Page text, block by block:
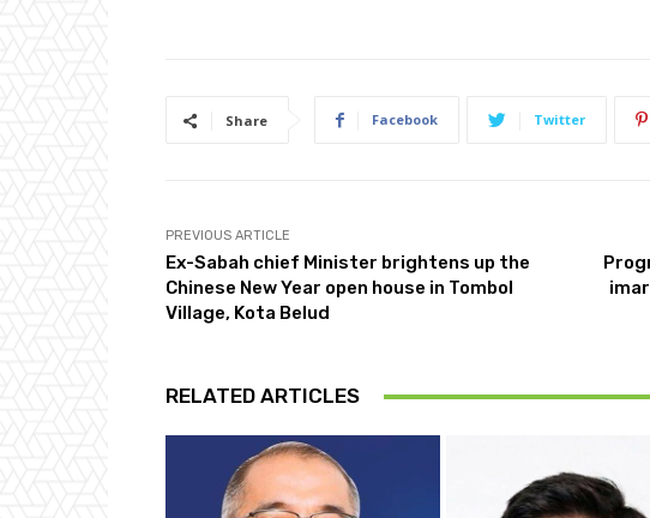
Share Facebook Twitter
PREVIOUS ARTICLE
Ex-Sabah chief Minister brightens up the
Chinese New Year open house in Tombol
Village, Kota Belud
RELATED ARTICLES